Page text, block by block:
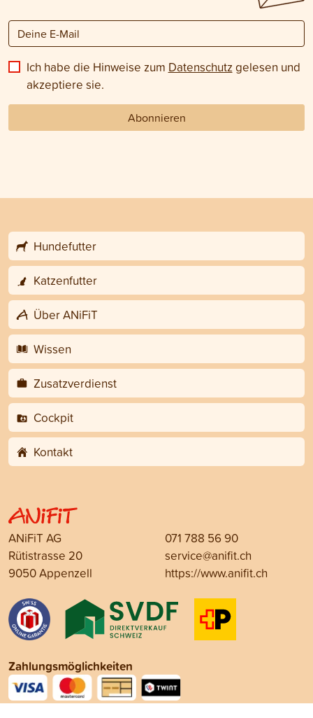
Ich habe die Hinweise zum Datenschutz gelesen und
akzeptiere sie.
Abonnieren
Hundefutter
Katzenfutter
Über ANiFiT
Wissen
Zusatzverdienst
Cockpit
Kontakt
ANiFiT AG
Rütistrasse 20
9050 Appenzell
071 788 56 90
service@anifit.ch
https://www.anifit.ch
Zahlungsmöglichkeiten